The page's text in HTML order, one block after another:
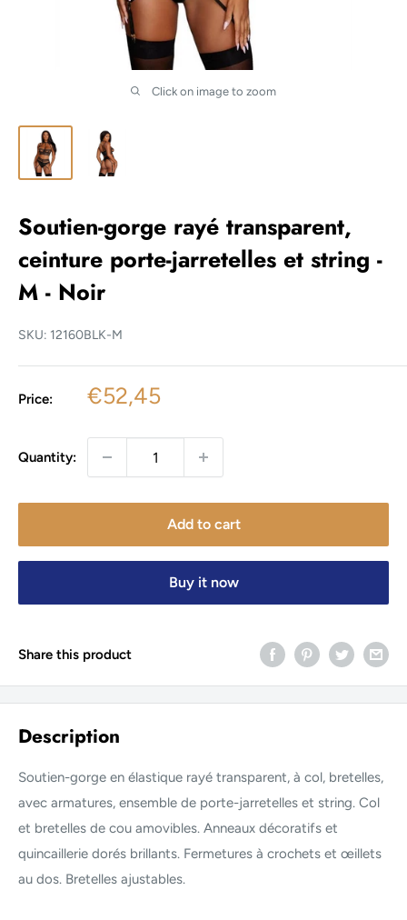
Click on image to zoom
Soutien-gorge rayé transparent,
ceinture porte-jarretelles et string -
M - Noir
SKU: 12160BLK-M
Price:
Sale
€52,45
Quantity:
Add to cart
Buy it now
Share this product
Description
Soutien-gorge en élastique rayé transparent, à col, bretelles,
avec armatures, ensemble de porte-jarretelles et string. Col
et bretelles de cou amovibles. Anneaux décoratifs et
quincaillerie dorés brillants. Fermetures à crochets et œillets
au dos. Bretelles ajustables.